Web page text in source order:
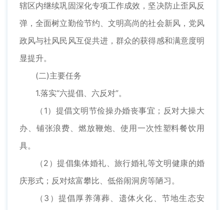
辖区内继续巩固深化专项工作成效，坚决防止歪风反
弹，全面树立勤俭节约、文明高尚的社会新风，党风
政风与社风民风互促共进，群众的获得感和满意度明
显提升。
(二)主要任务
1.落实“六提倡、六反对”。
（1）提倡文明节俭操办婚丧事宜；反对大操大
办、铺张浪费、燃放鞭炮、使用一次性塑料餐饮用
具。
（2）提倡集体婚礼、旅行婚礼等文明健康的婚
庆形式；反对炫富攀比、低俗闹洞房等陋习。
（3）提倡厚养薄葬、遗体火化、节地生态安